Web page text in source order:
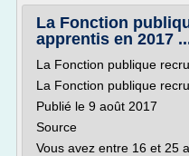
La Fonction
apprentis en 2017
La Fonction publique
La Fonction publique
Publié le 9 août 2017
Source
Vous avez entre 16 et 25